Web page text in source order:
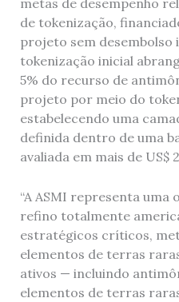
metas de desempenho
de tokenização,
projeto sem desembolso
tokenização inicial
5% do recurso de
projeto por meio do
estabelecendo uma
definida dentro de uma
avaliada em mais de US$
“A ASMI representa uma
refino totalmente
estratégicos críticos,
elementos de terras
ativos — incluindo
elementos de terras